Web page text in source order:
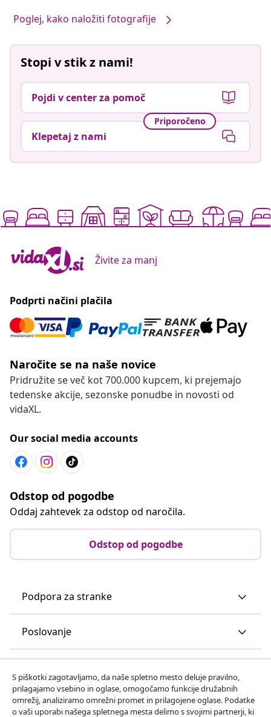
Poglej, kako naložiti fotografije
Stopi v stik z nami!
Pojdi v center za pomoč
Priporočeno
Klepetaj z nami
Živite za manj
Podprti načini plačila
Naročite se na naše novice
Pridružite se več kot 700.000 kupcem, ki prejemajo
tedenske akcije, sezonske ponudbe in novosti od
vidaXL.
Our social media accounts
Odstop od pogodbe
Oddaj zahtevek za odstop od naročila.
Odstop od pogodbe
Podpora za stranke
Poslovanje
Odkrijte več
S piškotki zagotavljamo, da naše spletno mesto deluje pravilno,
prilagajamo vsebino in oglase, omogočamo funkcije družabnih
omrežij, analiziramo omrežni promet in prilagojene oglase. Podatke
o vaši uporabi našega spletnega mesta delimo s svojimi partnerji, ki